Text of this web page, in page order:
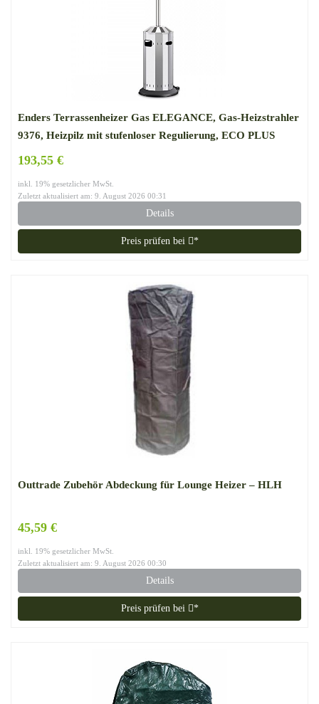
Enders Terrassenheizer Gas ELEGANCE, Gas-Heizstrahler
9376, Heizpilz mit stufenloser Regulierung, ECO PLUS
193,55 €
inkl. 19% gesetzlicher MwSt.
Zuletzt aktualisiert am: 9. August 2026 00:31
Details
Preis prüfen bei *
Outtrade Zubehör Abdeckung für Lounge Heizer – HLH
45,59 €
inkl. 19% gesetzlicher MwSt.
Zuletzt aktualisiert am: 9. August 2026 00:30
Details
Preis prüfen bei *